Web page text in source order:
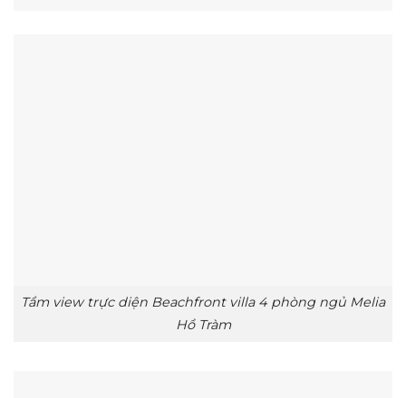
Tầm view trực diện Beachfront villa 4 phòng ngủ Melia
Hồ Tràm